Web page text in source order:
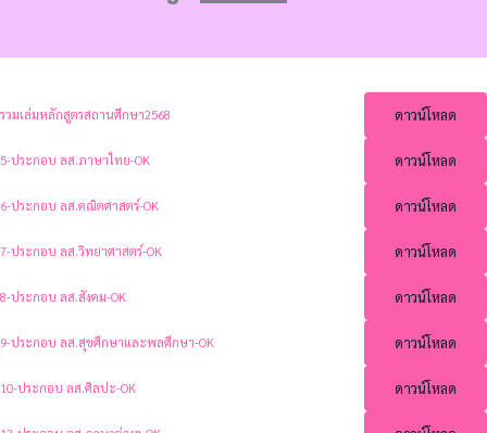
รวมเล่มหลักสูตรสถานศึกษา2568 ดาวน์โหลด
5-ประกอบ ลส.ภาษาไทย-OK ดาวน์โหลด
6-ประกอบ ลส.คณิตศาสตร์-OK ดาวน์โหลด
7-ประกอบ ลส.วิทยาศาสตร์-OK ดาวน์โหลด
8-ประกอบ ลส.สังคม-OK ดาวน์โหลด
9-ประกอบ ลส.สุขศึกษาและพลศึกษา-OK ดาวน์โหลด
10-ประกอบ ลส.ศิลปะ-OK ดาวน์โหลด